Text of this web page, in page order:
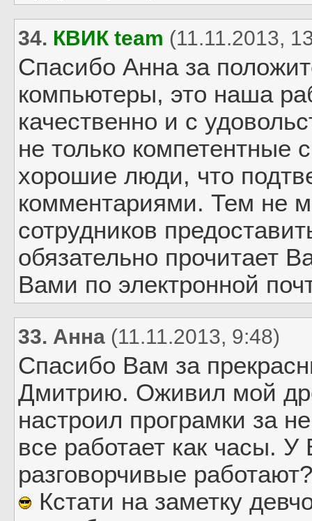
34. КВИК team (11.11.2013,
Спасибо Анна за
компьютеры, это наша
качественно и с
не только компетентные
хорошие люди, что
комментариями. Тем не
сотрудников
обязательно прочитает
Вами по электронной
33. Анна (11.11.2013, 9:48)
Спасибо Вам за
Дмитрию. Оживил мой
настроил програмки за
все работает как часы.
разговорчивые
Кстати на заметку